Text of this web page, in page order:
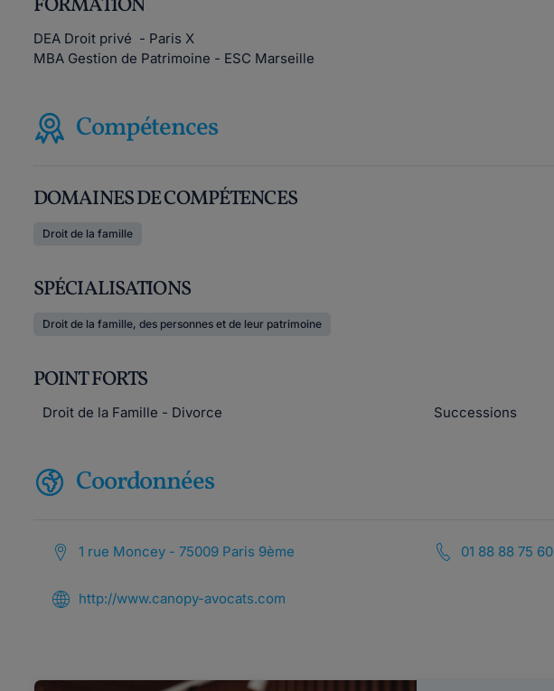
FORMATION
DEA Droit privé - Paris X
MBA Gestion de Patrimoine - ESC Marseille
Compétences
DOMAINES DE COMPÉTENCES
Droit de la famille
SPÉCIALISATIONS
Droit de la famille, des personnes et de leur patrimoine
POINT FORTS
Droit de la Famille - Divorce Successions
Coordonnées
1 rue Moncey - 75009 Paris 9ème 01 88 88 75 60
http://www.canopy-avocats.com